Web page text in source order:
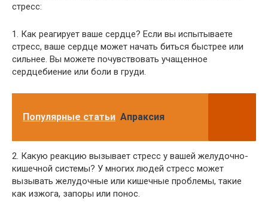
стресс:
1. Как реагирует ваше сердце? Если вы испытываете
стресс, ваше сердце может начать биться быстрее или
сильнее. Вы можете почувствовать учащенное
сердцебиение или боли в груди.
Популярные статьи Апраксия
2. Какую реакцию вызывает стресс у вашей желудочно-
кишечной системы? У многих людей стресс может
вызывать желудочные или кишечные проблемы, такие
как изжога, запоры или понос.